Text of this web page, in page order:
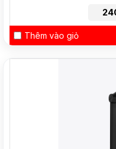
Thêm vào giỏ